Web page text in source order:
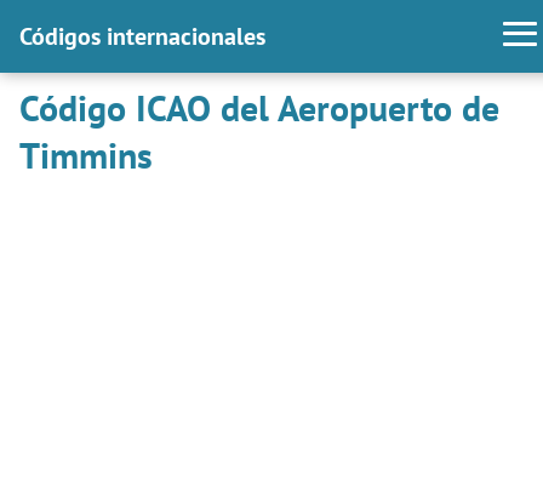
Códigos internacionales
Código ICAO del Aeropuerto de
Timmins